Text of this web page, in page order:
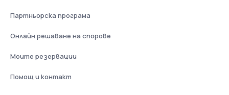
Партньорска програма
Онлайн решаване на спорове
Моите резервации
Помощ и контакт